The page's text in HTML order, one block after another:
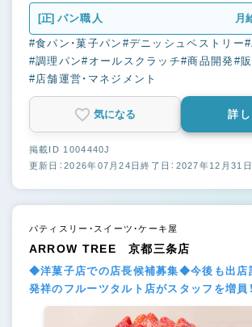
[正] パン職人 月
#食パン・菓子パン #デニッシュペストリー
#調理パン#オールスクラッチ#商品開発#
#店舗運営・マネジメント
気になる 詳
掲載ID 1004440J
更新日：2026年07月24日終了日：2027年12月31日
パティスリー・スイーツ・ケーキ屋
ARROW TREE 京都三条店
◆洋菓子店での店長候補募集◆今後も出店
発祥のフルーツタルト店がスタッフを増員！